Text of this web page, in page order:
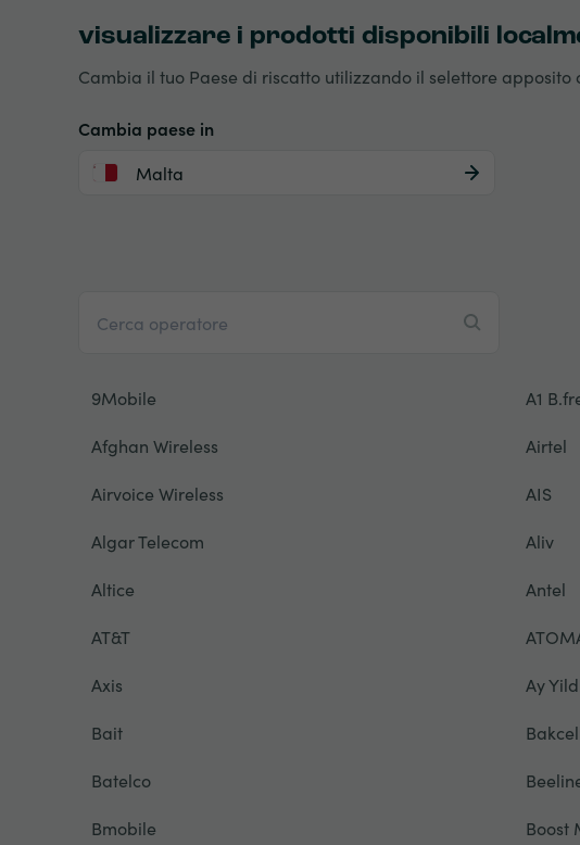
visualizzare i prodotti disponibili
Cambia il tuo Paese di riscatto utilizzando il selettore
Cambia paese in
Malta
9Mobile A1
Afghan Wireless
Airtel
Airvoice Wireless
AIS
Algar Telecom
Aliv
Altice
Antel
AT&T
Axis
Ay
Bait
Batelco
Bmobile
Boost